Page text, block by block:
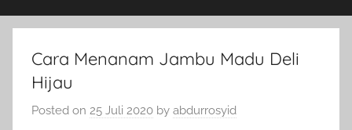
Cara Menanam Jambu Madu Deli
Hijau
Posted on 25 Juli 2020 by abdurrosyid